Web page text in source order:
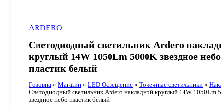
ARDERO
Светодиодный светильник Ardero
круглый 14W 1050Lm 5000K звездное небо
пластик белый
Головна » Магазин » LED Освещение » Точечные светильники »
Светодиодный светильник Ardero накладной круглый 14W 1050Lm
звездное небо пластик белый